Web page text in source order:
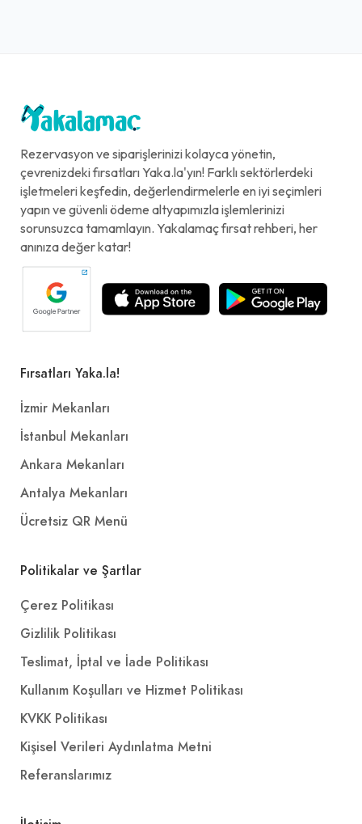
Rezervasyon ve siparişlerinizi kolayca yönetin,
çevrenizdeki fırsatları Yaka.la'yın! Farklı sektörlerdeki
işletmeleri keşfedin, değerlendirmelerle en iyi seçimleri
yapın ve güvenli ödeme altyapımızla işlemlerinizi
sorunsuzca tamamlayın. Yakalamaç fırsat rehberi, her
anınıza değer katar!
Fırsatları Yaka.la!
İzmir Mekanları
İstanbul Mekanları
Ankara Mekanları
Antalya Mekanları
Ücretsiz QR Menü
Politikalar ve Şartlar
Çerez Politikası
Gizlilik Politikası
Teslimat, İptal ve İade Politikası
Kullanım Koşulları ve Hizmet Politikası
KVKK Politikası
Kişisel Verileri Aydınlatma Metni
Referanslarımız